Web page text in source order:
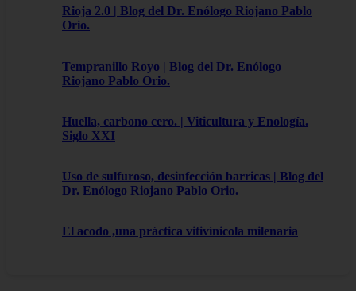
Rioja 2.0 | Blog del Dr. Enólogo Riojano Pablo
Orio.
Tempranillo Royo | Blog del Dr. Enólogo
Riojano Pablo Orio.
Huella, carbono cero. | Viticultura y Enología.
Siglo XXI
Uso de sulfuroso, desinfección barricas | Blog del
Dr. Enólogo Riojano Pablo Orio.
El acodo ,una práctica vitivínicola milenaria